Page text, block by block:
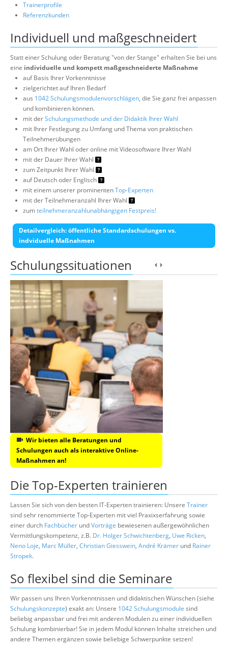
Trainerprofile
Referenzkunden
Individuell und maßgeschneidert
Statt einer Schulung oder Beratung "von der Stange" erhalten Sie bei uns
eine individuelle und kompett maßgeschneiderte Maßnahme
auf Basis Ihrer Vorkenntnisse
zielgerichtet auf Ihren Bedarf
aus 1042 Schulungsmodulenvorschlägen, die Sie ganz frei anpassen
und kombinieren können.
mit derSchulungsmethode und der Didaktik Ihrer Wahl
mit Ihrer Festlegung zu Umfang und Thema von praktischen
Teilnehmerübungen
am Ort Ihrer Wahl oder online mit Videosoftware Ihrer Wahl
mit der Dauer Ihrer Wahl
zum Zeitpunkt Ihrer Wahl
auf Deutsch oder Englisch
mit einem unserer prominentenTop-Experten
mit der Teilnehmeranzahl Ihrer Wahl
zumteilnehmeranzahlunabhängigen Festpreis!
Detailvergleich: öffentliche Standardschulungen vs.
indviduelle Maßnahmen
Schulungssituationen
Wir bieten alle Beratungen und
Schulungen auch als interaktive Online-
Maßnahmen an!
Die Top-Experten trainieren
Lassen Sie sich von den besten IT-Experten trainieren: Unsere Trainer
sind sehr renommierte Top-Experten mit viel Praxixserfahrung sowie
einer durch Fachbücher undVorträge bewiesenen außergewöhnlichen
Vermittlungskompetenz, z.B. Dr. Holger Schwichtenberg, Uwe Ricken,
Neno Loje, Marc Müller, Christian Giesswein, André Krämer und Rainer
Stropek.
So flexibel sind die Seminare
Wir passen uns Ihren Vorkenntnissen und didaktischen Wünschen (siehe
Schulungskonzepte) exakt an: Unsere 1042 Schulungsmodule sind
beliebig anpassbar und frei mit anderen Modulen zu einer individuellen
Schulung kombinierbar! Sie in jedem Modul können Inhalte streichen und
andere Themen ergänzen sowie beliebige Schwerpunkte setzen!